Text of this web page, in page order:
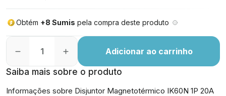
Obtém +8 Sumis pela compra deste produto
Adicionar ao carrinho
Saiba mais sobre o produto
Informações sobre Disjuntor Magnetotérmico IK60N 1P 20A